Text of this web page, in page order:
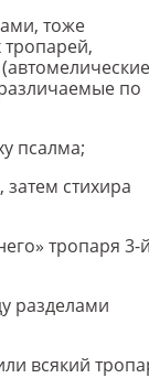
тоже
по
псалма;
стихира
тропаря 3-
разделами
всякий